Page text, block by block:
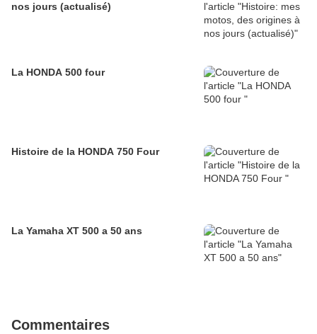
nos jours (actualisé)
La HONDA 500 four
Histoire de la HONDA 750 Four
La Yamaha XT 500 a 50 ans
Commentaires